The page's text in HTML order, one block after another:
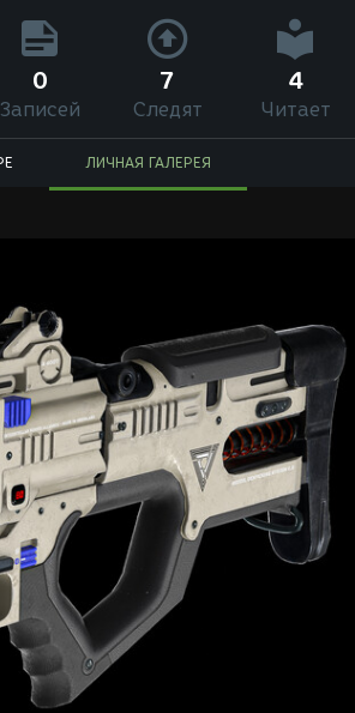
0
Записей
7
Следят
4
Читает
ЛИЧНАЯ ГАЛЕРЕЯ